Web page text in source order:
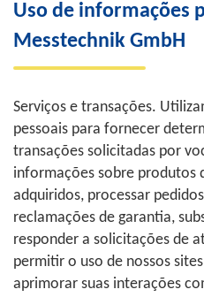
Uso de informações
Messtechnik GmbH
Serviços e transações.
pessoais para fornecer
transações solicitadas por
informações sobre produtos
adquiridos, processar
reclamações de garantia,
responder a solicitações de
permitir o uso de nossos
aprimorar suas interações